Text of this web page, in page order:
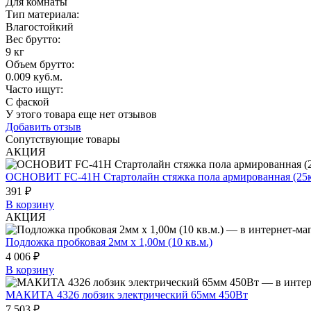
Тип материала:
Влагостойкий
Вес брутто:
9 кг
Объем брутто:
0.009 куб.м.
Часто ищут:
С фаской
У этого товара еще нет отзывов
Добавить отзыв
Сопутствующие товары
АКЦИЯ
ОСНОВИТ FC-41H Стартолайн стяжка пола армированная
391 ₽
В корзину
АКЦИЯ
Подложка пробковая 2мм х 1,00м (10 кв.м.)
4 006 ₽
В корзину
МАКИТА 4326 лобзик электрический 65мм 450Вт